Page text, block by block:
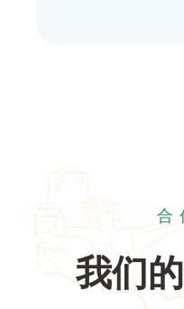
合
我们